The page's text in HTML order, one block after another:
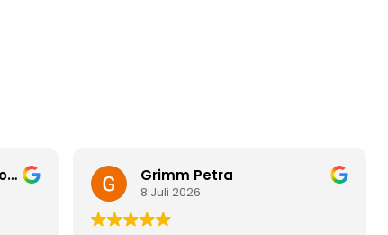
Theodorus Nicolaas Hoogeboom Grimm Petra
8 Juli 2026